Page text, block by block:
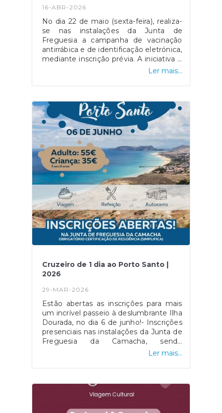
16-ABR-2026
No dia 22 de maio (sexta-feira), realiza-
se nas instalações da Junta de
Freguesia a campanha de vacinação
antirrábica e de identificação eletrónica,
mediante inscrição prévia. A iniciativa é
gratuita para todos os residentes
Inscrições abertas e sujeitas ao limite
esclarecimentos e para proceder à
inscrição, deverá entrar em contacto
através dos habituais canais de
comunicação:- geral@jfcamacha.pt-
291 922 466 || 912 624 504- Sede da
Junta de Freguesia
Ler mais...
Cruzeiro de 1 dia ao Porto Santo |
2026
29-MAR-2026
Estão abertas as inscrições para mais
um incrível passeio à deslumbrante Ilha
Dourada, no dia 6 de junho!- Inscrições
presenciais nas instalações da Junta de
Freguesia da Camacha, sendo
obrigatória a certificação de residência
inscrição.Aproveite esta oportunidade
Ler mais...